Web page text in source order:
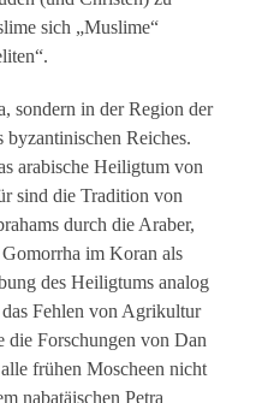
sich „Muslime“
sondern in der Region der
byzantinischen Reiches.
arabische Heiligtum von
sind die Tradition von
durch die Araber,
im Koran als
des Heiligtums analog
Fehlen von Agrikultur
die Forschungen von Dan
frühen Moscheen nicht
nabatäischen Petra